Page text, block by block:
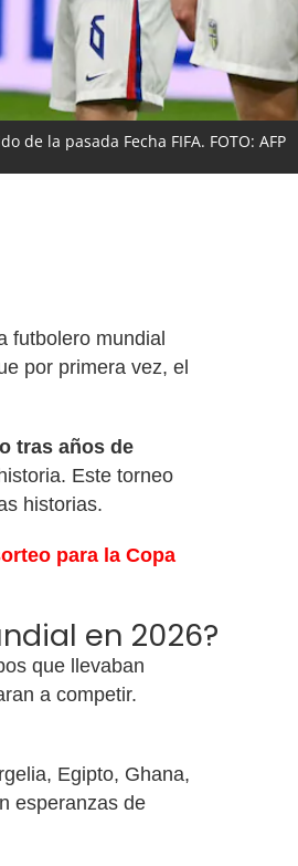
la pasada Fecha FIFA. FOTO: AFP
futbolero mundial
por primera vez, el
tras años de
Este torneo
historias.
para la Copa
en 2026?
que llevaban
a competir.
Egipto, Ghana,
esperanzas de